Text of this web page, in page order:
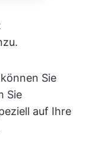
Sie
Sie
auf Ihre